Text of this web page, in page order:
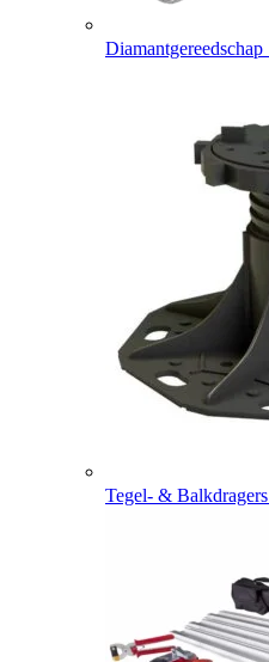
Diamantgereedschap
Tegel- & Balkdragers